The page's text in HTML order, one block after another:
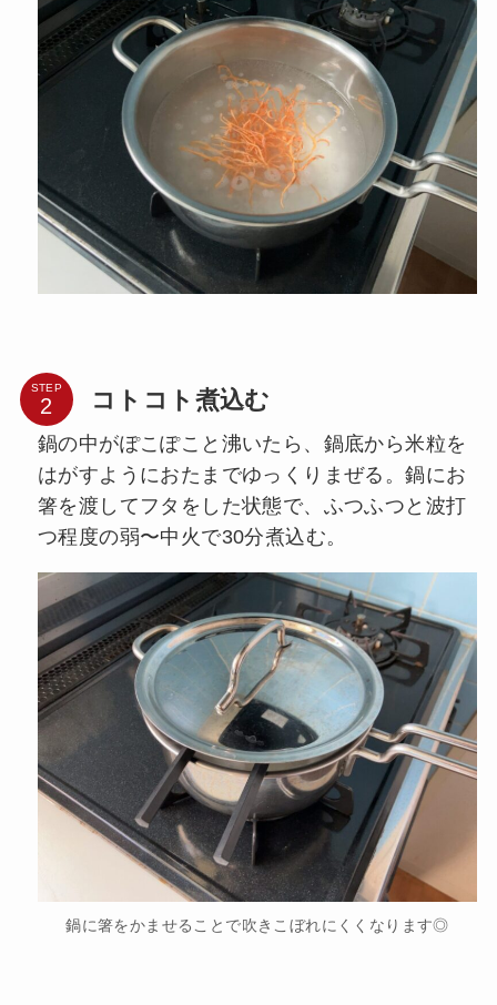
STEP コトコト煮込む
鍋の中がぽこぽこと沸いたら、鍋底から米粒を
はがすようにおたまでゆっくりまぜる。鍋にお
箸を渡してフタをした状態で、ふつふつと波打
つ程度の弱〜中火で30分煮込む。
鍋に箸をかませることで吹きこぼれにくくなります◎